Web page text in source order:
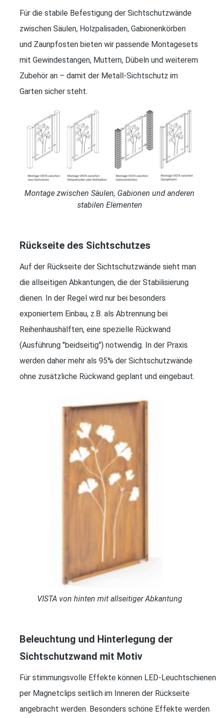
Für die stabile Befestigung der Sichtschutzwände
zwischen Säulen, Holzpalisaden, Gabionenkörben
und Zaunpfosten bieten wir passende Montagesets
mit Gewindestangen, Muttern, Dübeln und weiterem
Zubehör an – damit der Metall-Sichtschutz im
Garten sicher steht.
Montage zwischen Säulen, Gabionen und anderen
stabilen Elementen
Rückseite des Sichtschutzes
Auf der Rückseite der Sichtschutzwände sieht man
die allseitigen Abkantungen, die der Stabilisierung
dienen. In der Regel wird nur bei besonders
exponiertem Einbau, z.B. als Abtrennung bei
Reihenhaushälften, eine spezielle Rückwand
(Ausführung "beidseitig") notwendig. In der Praxis
werden daher mehr als 95% der Sichtschutzwände
ohne zusätzliche Rückwand geplant und eingebaut.
VISTA von hinten mit allseitiger Abkantung
Beleuchtung und Hinterlegung der
Sichtschutzwand mit Motiv
Für stimmungsvolle Effekte können LED-Leuchtschienen
per Magnetclips seitlich im Inneren der Rückseite
angebracht werden. Besonders schöne Effekte werden